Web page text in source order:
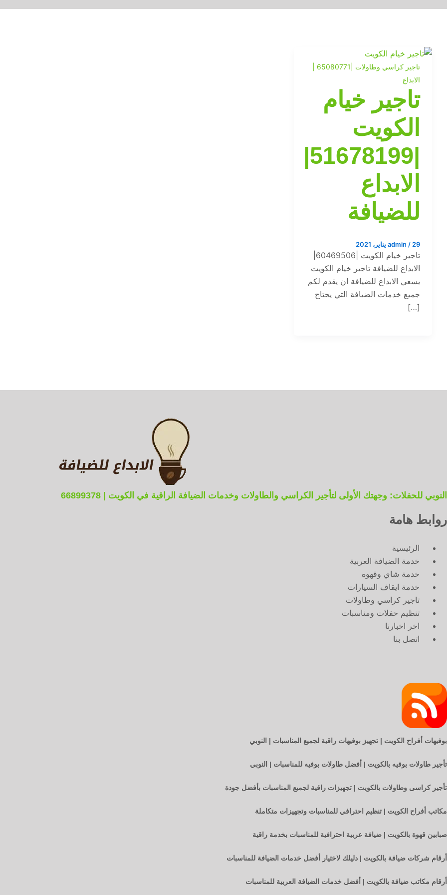
الابداع
تاجير خيام
الكويت
|51678199|
الابداع
للضيافة
admin /29 يناير، 2021
الابداع للضيافة تاجير خيام الكويت
يسعي الابداع للضيافة ان يقدم لكم
جميع خدمات الضيافة التي يحتاج
[…]
النوبي للحفلات: وجهتك الأولى لتأجير الكراسي والطاولات وخدمات الضيافة الراقية في الكويت | 66899378
روابط هامة
الرئيسية
خدمة الضيافة العربية
خدمة شاي وقهوه
خدمة ايقاف السيارات
تاجير كراسي وطاولات
تنظيم حفلات ومناسبات
اخر اخبارنا
اتصل بنا
بوفيهات أفراح الكويت | تجهيز بوفيهات راقية لجميع المناسبات | النوبي
تأجير طاولات بوفيه بالكويت | أفضل طاولات بوفيه للمناسبات | النوبي
تأجير كراسى وطاولات بالكويت | تجهيزات راقية لجميع المناسبات بأفضل جودة
مكاتب أفراح الكويت | تنظيم احترافي للمناسبات وتجهيزات متكاملة
صبابين قهوة بالكويت | ضيافة عربية احترافية للمناسبات بخدمة راقية
أرقام شركات ضيافة بالكويت | دليلك لاختيار أفضل خدمات الضيافة للمناسبات
أرقام مكاتب ضيافة بالكويت | أفضل خدمات الضيافة العربية للمناسبات